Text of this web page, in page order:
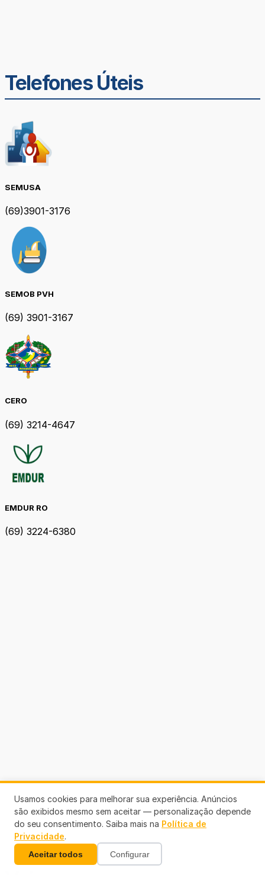
Telefones Úteis
SEMUSA
(69)3901-3176
SEMOB PVH
(69) 3901-3167
CERO
(69) 3214-4647
EMDUR RO
(69) 3224-6380
Usamos cookies para melhorar sua experiência. Anúncios
são exibidos mesmo sem aceitar — personalização depende
do seu consentimento. Saiba mais na Política de
Privacidade.
Aceitar todos Configurar